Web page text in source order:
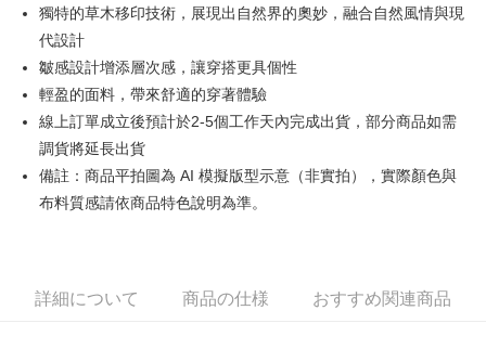
上海商業儲蓄銀行
台北富邦商業銀行
国泰世華商業銀行
台湾中小企業銀行
台中商業銀行
聯邦商業銀行
遠東国際商業銀行
元大商業銀行
永豐商業銀行
玉山商業銀行
台新國際商業銀行
中国信託商業銀行
台湾楽天クレジットカード会社
華南商業銀行
彰化商業銀行
上海商業儲蓄銀行
国泰世華商業銀行
兆豐國際商業銀行
台湾中小企業銀行
台中商業銀行
HSBC(台湾)商業銀行
華泰商業銀行
元大商業銀行
玉山商業銀行
星展(台湾)商業銀行
台新國際商業銀行
合作金庫商業銀行
上海商業儲蓄銀行
台北富邦商業銀行
国泰世華商業銀行
兆豐國際商業銀行
台湾中小企業銀行
台中商業銀行
HSBC(台湾)商業銀行
聯邦商業銀行
遠東国際商業銀行
玉山商業銀行
コンビニ店頭代金引換
LINE Pay
Apple Pay
JKOPAY
Easy Wallet
獨特的草木移印技術，展現出自然界的奧妙，融合自然風情與現
代設計
皺感設計增添層次感，讓穿搭更具個性
輕盈的面料，帶來舒適的穿著體驗
線上訂單成立後預計於2-5個工作天內完成出貨，部分商品如需
調貨將延長出貨
備註：商品平拍圖為 AI 模擬版型示意（非實拍），實際顏色與
布料質感請依商品特色說明為準。
詳細について 商品の仕様 おすすめ関連商品